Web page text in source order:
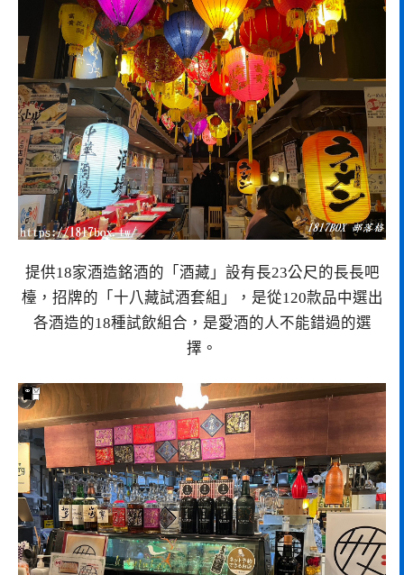
提供18家酒造銘酒的「酒藏」設有長23公尺的長長吧
檯，招牌的「十八藏試酒套組」，是從120款品中選出
各酒造的18種試飲組合，是愛酒的人不能錯過的選
擇。